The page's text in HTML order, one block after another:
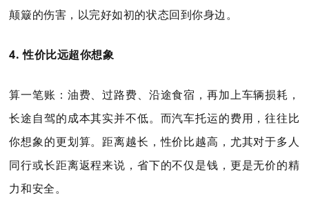
颠簸的伤害，以完好如初的状态回到你身边。
4. 性价比远超你想象
算一笔账：油费、过路费、沿途食宿，再加上车辆损耗，
长途自驾的成本其实并不低。而汽车托运的费用，往往比
你想象的更划算。距离越长，性价比越高，尤其对于多人
同行或长距离返程来说，省下的不仅是钱，更是无价的精
力和安全。